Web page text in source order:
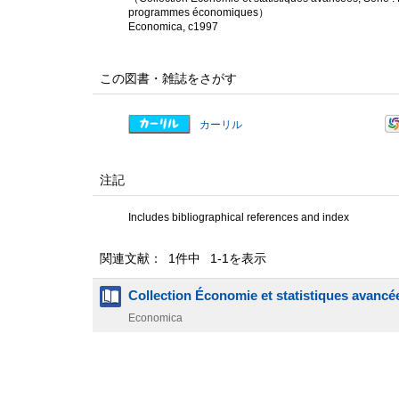
programmes économiques）
Economica, c1997
この図書・雑誌をさがす
カーリル
注記
Includes bibliographical references and index
関連文献： 1件中 1-1を表示
Collection Économie et statistiques
Economica